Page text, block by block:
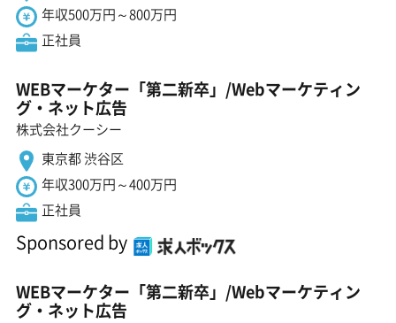
年収500万円～800万円
正社員
WEBマーケター「第二新卒」/Webマーケティン
グ・ネット広告
株式会社クーシー
東京都 渋谷区
年収300万円～400万円
正社員
Sponsored by
WEBマーケター「第二新卒」/Webマーケティン
グ・ネット広告